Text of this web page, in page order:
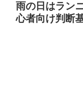
雨の日はラン
心者向け判断